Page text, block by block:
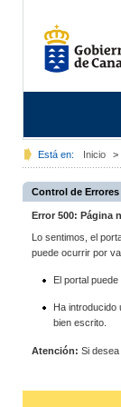
Está en: Inicio >
Control de Errores
Error 500: Página
Lo sentimos, el
puede ocurrir por
El portal
Ha
bien escrito.
Atención: Si